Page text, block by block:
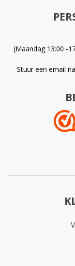
(Maandag 13:00 -
Stuur een email